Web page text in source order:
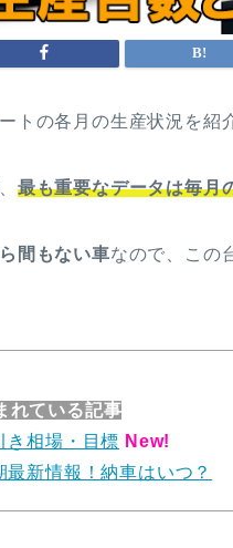
トの各月の生産状況を紹
最も重要なデータは毎月
間もない車なので、この
れている記事
き相場・目標 New!
最新情報！納車はいつ？